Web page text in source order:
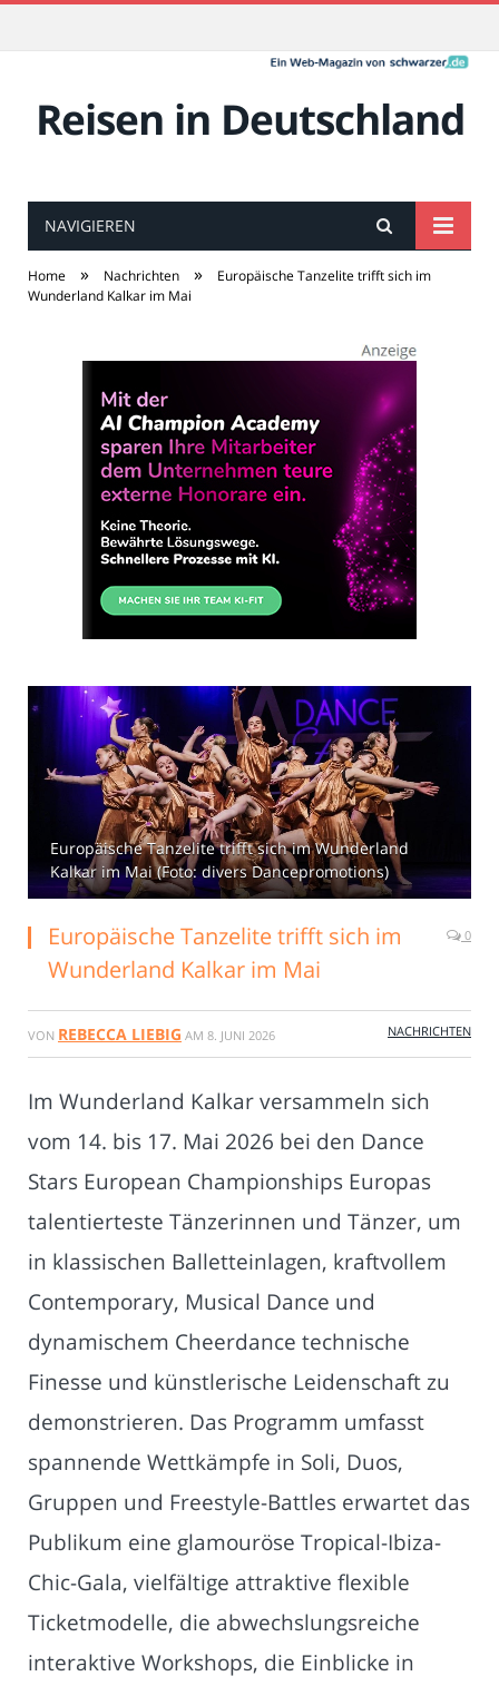
Reisen in Deutschland
NAVIGIEREN
Home » Nachrichten »
Europäische Tanzelite trifft sich im
Wunderland Kalkar im Mai
Europäische Tanzelite trifft sich im Wunderland
Kalkar im Mai (Foto: divers Dancepromotions)
Europäische Tanzelite trifft sich im
Wunderland Kalkar im Mai
0
VON REBECCA LIEBIG AM 8. JUNI 2026 NACHRICHTEN
Im Wunderland Kalkar versammeln sich
vom 14. bis 17. Mai 2026 bei den Dance
Stars European Championships Europas
talentierteste Tänzerinnen und Tänzer, um
in klassischen Balletteinlagen, kraftvollem
Contemporary, Musical Dance und
dynamischem Cheerdance technische
Finesse und künstlerische Leidenschaft zu
demonstrieren. Das Programm umfasst
spannende Wettkämpfe in Soli, Duos,
Gruppen und Freestyle-Battles erwartet das
Publikum eine glamouröse Tropical-Ibiza-
Chic-Gala, vielfältige attraktive flexible
Ticketmodelle, die abwechslungsreiche
interaktive Workshops, die Einblicke in